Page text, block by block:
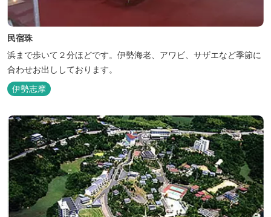
民宿珠
浜まで歩いて２分ほどです。伊勢海老、アワビ、サザエなど季節に
合わせお出ししております。
伊勢志摩